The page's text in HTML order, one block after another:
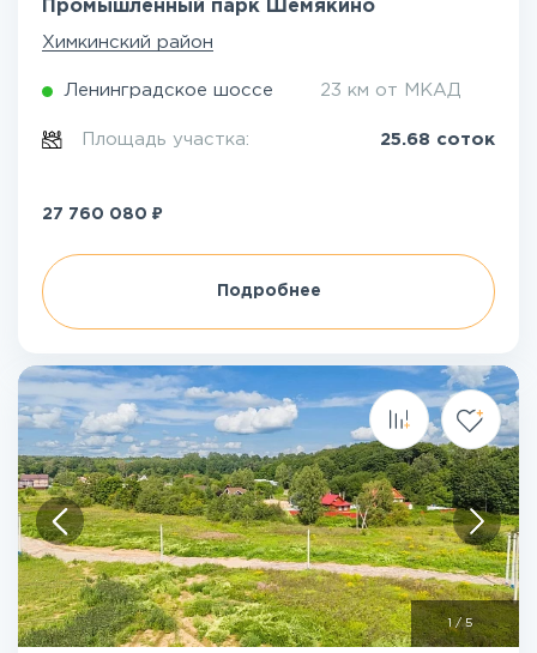
Промышленный парк Шемякино
Химкинский район
Ленинградское шоссе 23 км от МКАД
Площадь участка: 25.68 соток
27 760 080 ₽
Подробнее
/5